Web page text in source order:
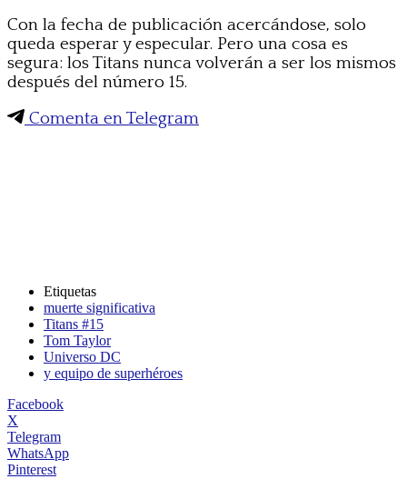
Con la fecha de publicación acercándose, solo
queda esperar y especular. Pero una cosa es
segura: los Titans nunca volverán a ser los mismos
después del número 15.
Comenta en Telegram
Etiquetas
muerte significativa
Titans #15
Tom Taylor
Universo DC
y equipo de superhéroes
Facebook
X
Telegram
WhatsApp
Pinterest